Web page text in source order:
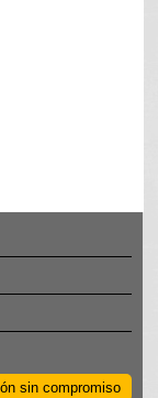
sin compromiso